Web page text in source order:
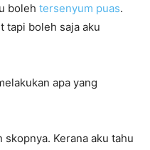
boleh tersenyum puas.
tapi boleh saja aku
apa yang
Kerana aku tahu